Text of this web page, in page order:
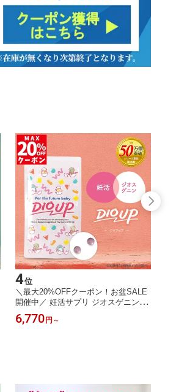
4位
＼最大20%OFFクーポン！お盆SALE
開催中／ 妊活サプリ ジオスゲニン dh
ea 山芋 レスベラトロール 亜鉛 セレ
ン 妊娠 体づくり 30代 40代 女性アン
6,770 円 ～